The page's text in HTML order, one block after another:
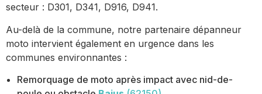
secteur : D301, D341, D916, D941.
Au-delà de la commune, notre partenaire dépanneur
moto intervient également en urgence dans les
communes environnantes :
Remorquage de moto après impact avec nid-de-